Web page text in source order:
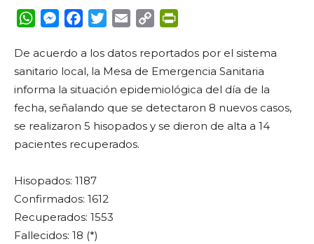
WhatsApp
Messenger
FacebookTwitterEmail Copy
De acuerdo a los datos reportados por el sistema
sanitario local, la Mesa de Emergencia Sanitaria
informa la situación epidemiológica del día de la
fecha, señalando que se detectaron 8 nuevos casos,
se realizaron 5 hisopados y se dieron de alta a 14
pacientes recuperados.
Hisopados: 1187
Confirmados: 1612
Recuperados: 1553
Fallecidos: 18 (*)